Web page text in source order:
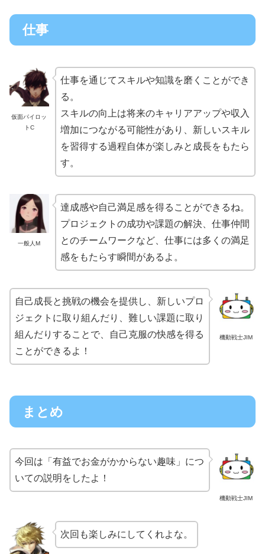
仕事
仮面パイロッ
トC
仕事を通じてスキルや知識を磨くことができ
る。
スキルの向上は将来のキャリアアップや収入
増加につながる可能性があり、新しいスキル
を習得する過程自体が楽しみと成長をもたら
す。
一般人M
達成感や自己満足感を得ることができるね。
プロジェクトの成功や課題の解決、仕事仲間
とのチームワークなど、仕事には多くの満足
感をもたらす瞬間があるよ。
機動戦士JIM
自己成長と挑戦の機会を提供し、新しいプロ
ジェクトに取り組んだり、難しい課題に取り
組んだりすることで、自己克服の快感を得る
ことができるよ！
まとめ
機動戦士JIM
今回は「有益でお金がかからない趣味」につ
いての説明をしたよ！
次回も楽しみにしてくれよな。